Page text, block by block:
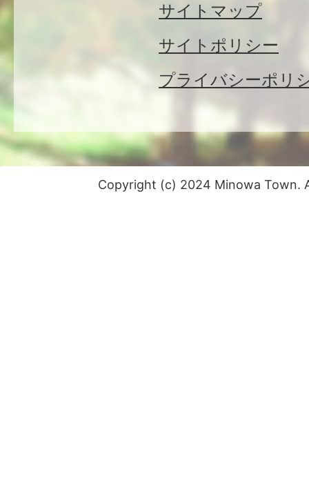
サイトマップ
サイトポリシー
プライバシーポリ
Copyright (c) 2024 Minowa Town.